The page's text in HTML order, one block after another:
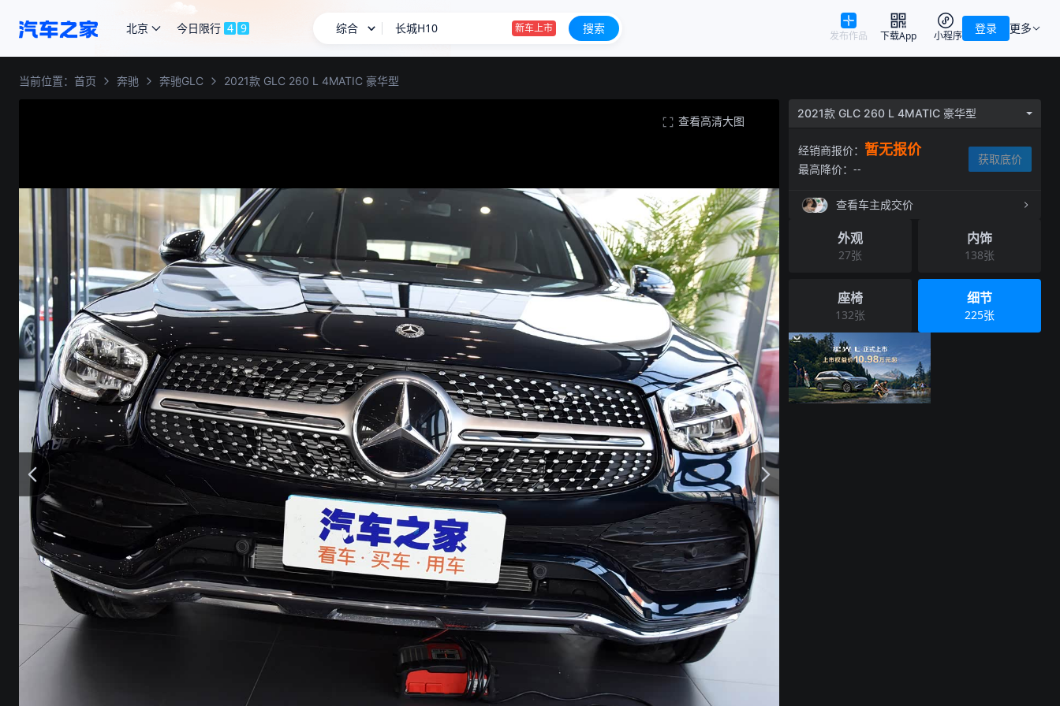
北京 今日限行 4 9 综合 长城H10 新车上市
长城H10上市限时20.18万起
星愿
搜索 更多
登录
发布作品 下载App 小程序
当前位置： 首页 奔驰 奔驰GLC 2021款 GLC 260 L 4MATIC 豪华型
查看高清大图
2021款 GLC 260 L 4MATIC 豪华型
经销商报价： 暂无报价
最高降价： --
获取底价
查看车主成交价
外观
27张
内饰
138张
座椅
132张
细节
225张